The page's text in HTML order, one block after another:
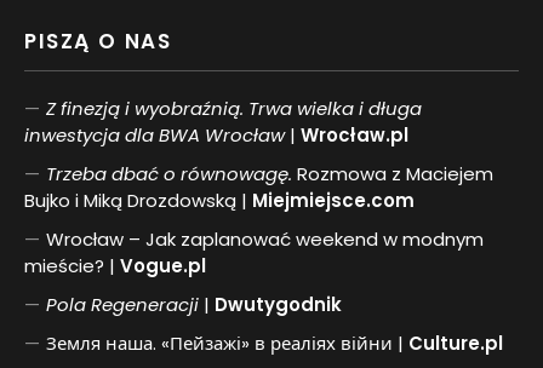
PISZĄ O NAS
Z finezją i wyobraźnią. Trwa wielka i długa
inwestycja dla BWA Wrocław| Wrocław.pl
Trzeba dbać o równowagę. Rozmowa z Maciejem
Bujko i Miką Drozdowską | Miejmiejsce.com
Wrocław – Jak zaplanować weekend w modnym
mieście? | Vogue.pl
PolaRegeneracji | Dwutygodnik
Земля наша. «Пейзажі» в реаліях війни | Culture.pl